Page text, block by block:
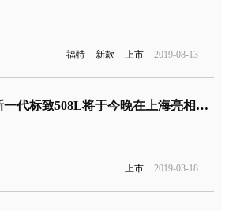
福特 新款 上市 2019-08-13
新一代标致508L将于今晚在上海亮相上市
上市 2019-03-18